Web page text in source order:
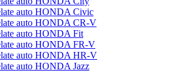
auto HONDA Civic
auto HONDA CR-V
auto HONDA Fit
auto HONDA FR-V
auto HONDA HR-V
auto HONDA Jazz